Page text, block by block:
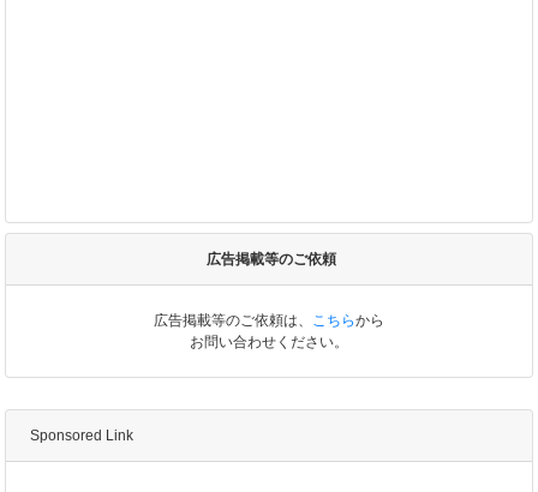
広告掲載等のご依頼
広告掲載等のご依頼は、 こちらから
お問い合わせください。
Sponsored Link